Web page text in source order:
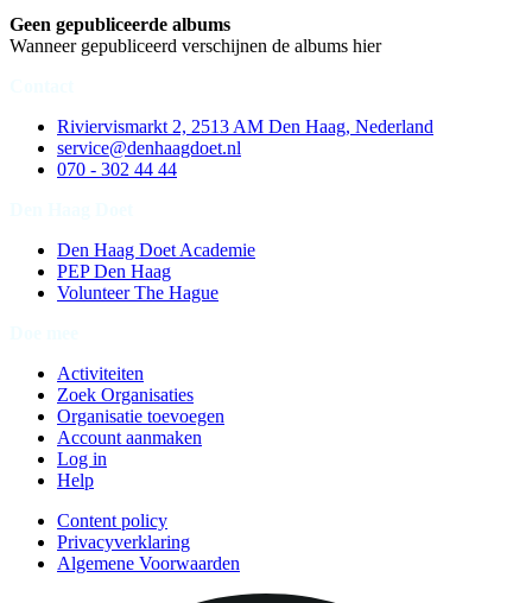
Geen gepubliceerde albums
Wanneer gepubliceerd verschijnen de albums hier
Riviervismarkt 2, 2513 AM Den Haag, Nederland
service@denhaagdoet.nl
070 - 302 44 44
Den Haag Doet Academie
PEP Den Haag
Volunteer The Hague
Activiteiten
Zoek Organisaties
Organisatie toevoegen
Account aanmaken
Log in
Help
Content policy
Privacyverklaring
Algemene Voorwaarden